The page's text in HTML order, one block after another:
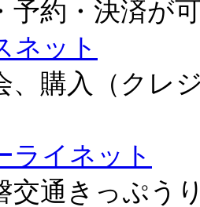
予約・決済が
ネット
、購入（クレ
ライネット
通きっぷう